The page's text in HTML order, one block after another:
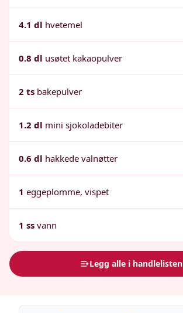
4.1 dl hvetemel
0.8 dl usøtet kakaopulver
2 ts bakepulver
1.2 dl mini sjokoladebiter
0.6 dl hakkede valnøtter
1 eggeplomme, vispet
1 ss vann
Legg alle i handlelisten